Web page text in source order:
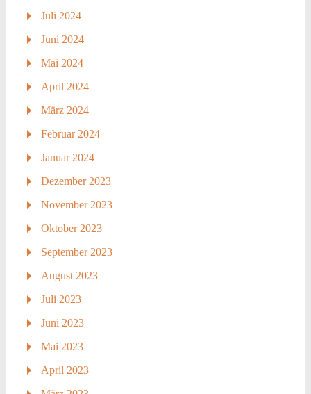
Juli 2024
Juni 2024
Mai 2024
April 2024
März 2024
Februar 2024
Januar 2024
Dezember 2023
November 2023
Oktober 2023
September 2023
August 2023
Juli 2023
Juni 2023
Mai 2023
April 2023